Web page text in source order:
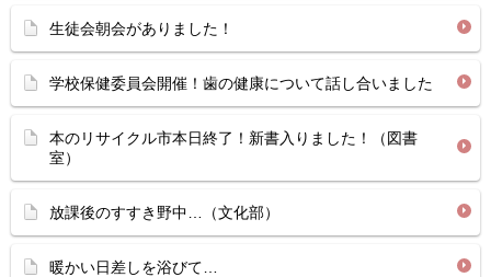
生徒会朝会がありました！
学校保健委員会開催！歯の健康について話し合いました
本のリサイクル市本日終了！新書入りました！（図書
室）
放課後のすすき野中…（文化部）
暖かい日差しを浴びて…